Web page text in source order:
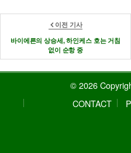
이전 기사
바이에른의 상승세, 하인케스 호는 거침
없이 순항 중
© 2026
CONTACT